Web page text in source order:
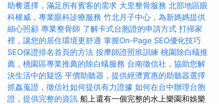
助餐選擇，滿足所有賓客的需求 大里整骨服務 北部地區眼
科權威，專業眼科診療服務 竹北月子中心，為新媽媽提供
細心照顧 專業整骨師 了解卡式台胞證的申請方式 打掃家
裡，讓您的居住環境更舒適 掌握On-Page SEO優化技巧
SEO保證排名首頁的方法 按摩師證照班訓練 桃園除白蟻推
薦，桃園區專業推薦的除白蟻服務 台南徵信社，協助您解
決生活中的疑惑 平價助聽器，提供經濟實惠的助聽器選擇
抓姦蒐證，徵信社如何提供有力證據 如何在台中辦理台胞
證，提供完整的資訊 船上還有一個完整的水上樂園和娛樂